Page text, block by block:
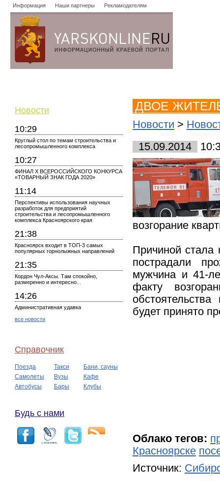
Информация Наши партнеры Рекламодателям
Новости
10:29
Круглый стол по темам строительства и
лесопромышленного комплекса
10:27
ФИНАЛ X ВСЕРОССИЙСКОГО КОНКУРСА
«ТОВАРНЫЙ ЗНАК ГОДА 2020»
11:14
Перспективы использования научных
разработок для предприятий
строительства и лесопромышленного
комплекса Красноярского края
21:38
Красноярск входит в ТОП-3 самых
популярных горнолыжных направлений
21:35
Кордон Чул-Аксы. Там спокойно,
размеренно и интересно...
14:26
Административная удавка
все новости
Справочник
Поезда Такси
Бани, сауны
Самолеты
Вузы
Кафе
Автобусы
Бары Клубы
Будь с нами
ДВОЕ
Новости >
15.09.2014
возгорание
Причиной стала
пострадали
мужчина и 41-
факту
будет принято
Облако тегов:
Красноярске
Источник: